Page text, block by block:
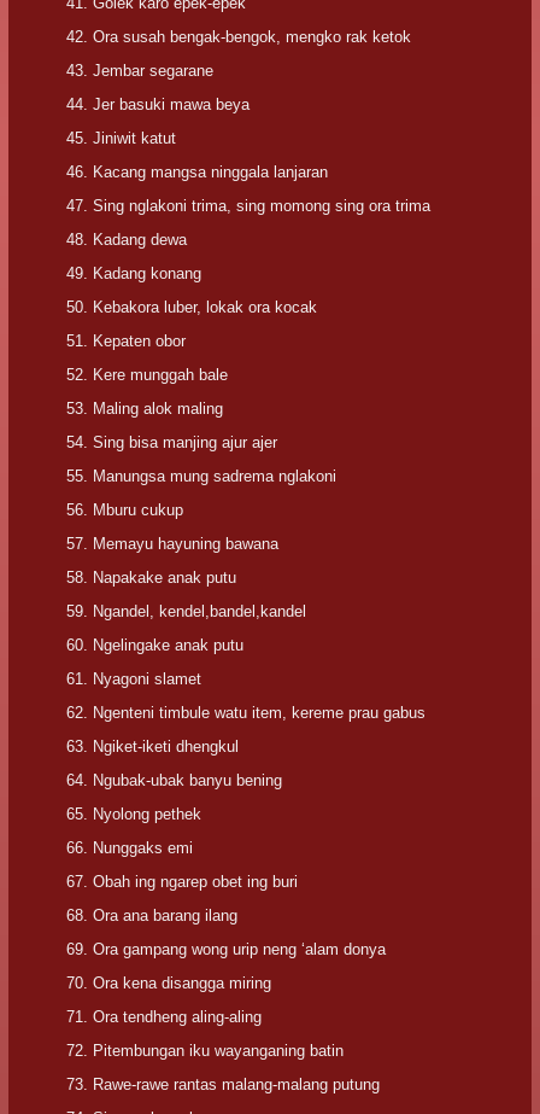
Ora susah bengak-bengok, mengko rak ketok
Jembar segarane
Jer basuki mawa beya
Jiniwit katut
Kacang mangsa ninggala lanjaran
Sing nglakoni trima, sing momong sing ora trima
Kadang dewa
Kadang konang
Kebakora luber, lokak ora kocak
Kepaten obor
Kere munggah bale
Maling alok maling
Sing bisa manjing ajur ajer
Manungsa mung sadrema nglakoni
Mburu cukup
Memayu hayuning bawana
Napakake anak putu
Ngandel, kendel,bandel,kandel
Ngelingake anak putu
Nyagoni slamet
Ngenteni timbule watu item, kereme prau gabus
Ngiket-iketi dhengkul
Ngubak-ubak banyu bening
Nyolong pethek
Nunggaks emi
Obah ing ngarep obet ing buri
Ora ana barang ilang
Ora gampang wong urip neng ‘alam donya
Ora kena disangga miring
Ora tendheng aling-aling
Pitembungan iku wayanganing batin
Rawe-rawe rantas malang-malang putung